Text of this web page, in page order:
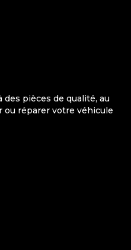
des pièces de qualité, au
réparer votre véhicule